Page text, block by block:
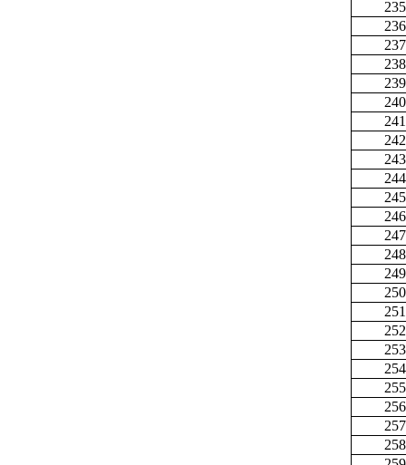
235
236
237
238
239
240
241
242
243
244
245
246
247
248
249
250
251
252
253
254
255
256
257
258